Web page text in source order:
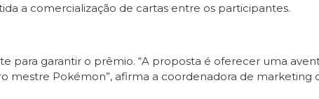
a comercialização de cartas entre os participantes.
para garantir o prêmio. “A proposta é oferecer uma
mestre Pokémon”, afirma a coordenadora de marketing